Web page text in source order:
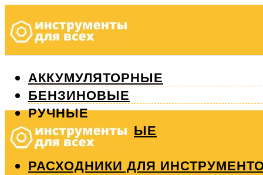
АККУМУЛЯТОРНЫЕ
БЕНЗИНОВЫЕ
РУЧНЫЕ
ИЗМЕРИТЕЛЬНЫЕ
РЕМОНТ
РАСХОДНИКИ ДЛЯ